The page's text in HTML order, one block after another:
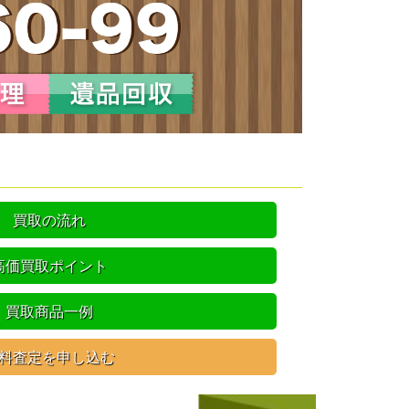
買取の流れ
価買取ポイント
買取商品一例
査定を申し込む